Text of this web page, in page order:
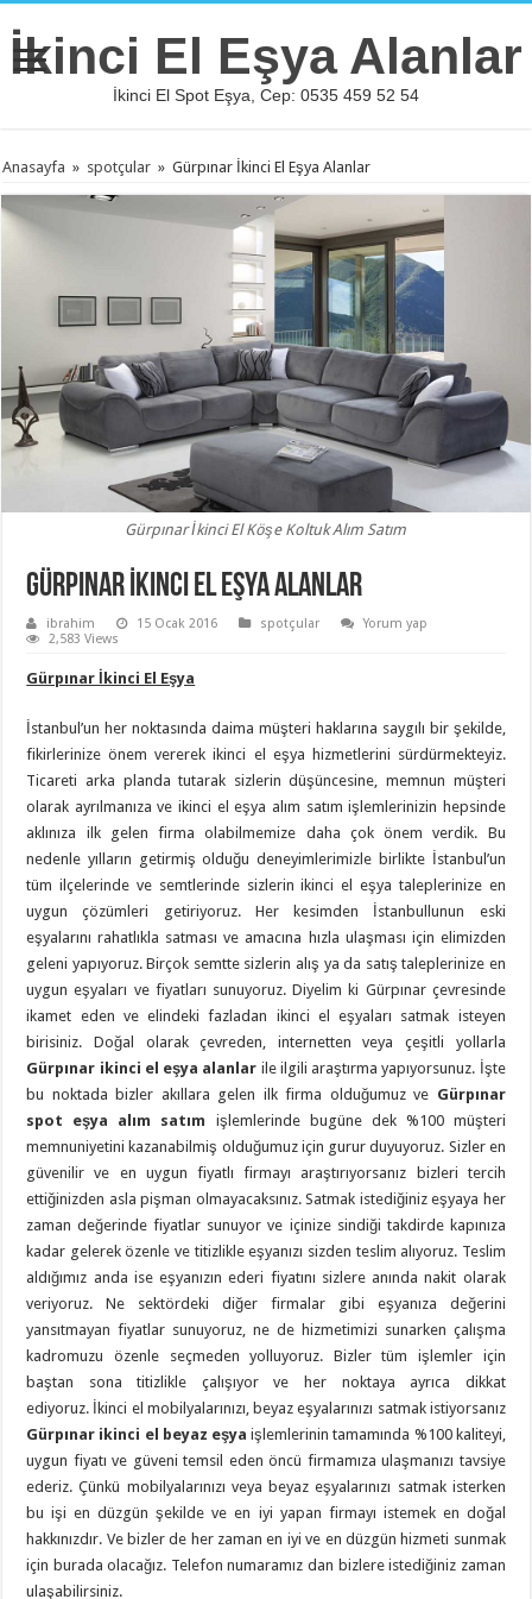
İkinci El Eşya Alanlar
İkinci El Spot Eşya, Cep: 0535 459 52 54
Anasayfa » spotçular » Gürpınar İkinci El Eşya Alanlar
Gürpınar İkinci El Köşe Koltuk Alım Satım
Gürpınar İkinci El Eşya Alanlar
ibrahim 15 Ocak 2016 spotçular
Yorum yap
2,583 Views
Gürpınar İkinci El Eşya
İstanbul’un her noktasında daima müşteri haklarına saygılı bir şekilde,
fikirlerinize önem vererek ikinci el eşya hizmetlerini sürdürmekteyiz.
Ticareti arka planda tutarak sizlerin düşüncesine, memnun müşteri
olarak ayrılmanıza ve ikinci el eşya alım satım işlemlerinizin hepsinde
aklınıza ilk gelen firma olabilmemize daha çok önem verdik. Bu
nedenle yılların getirmiş olduğu deneyimlerimizle birlikte İstanbul’un
tüm ilçelerinde ve semtlerinde sizlerin ikinci el eşya taleplerinize en
uygun çözümleri getiriyoruz. Her kesimden İstanbullunun eski
eşyalarını rahatlıkla satması ve amacına hızla ulaşması için elimizden
geleni yapıyoruz. Birçok semtte sizlerin alış ya da satış taleplerinize en
uygun eşyaları ve fiyatları sunuyoruz. Diyelim ki Gürpınar çevresinde
ikamet eden ve elindeki fazladan ikinci el eşyaları satmak isteyen
birisiniz. Doğal olarak çevreden, internetten veya çeşitli yollarla
Gürpınar ikinci el eşya alanlar ile ilgili araştırma yapıyorsunuz. İşte
bu noktada bizler akıllara gelen ilk firma olduğumuz ve Gürpınar
spot eşya alım satım işlemlerinde bugüne dek %100 müşteri
memnuniyetini kazanabilmiş olduğumuz için gurur duyuyoruz. Sizler en
güvenilir ve en uygun fiyatlı firmayı araştırıyorsanız bizleri tercih
ettiğinizden asla pişman olmayacaksınız. Satmak istediğiniz eşyaya her
zaman değerinde fiyatlar sunuyor ve içinize sindiği takdirde kapınıza
kadar gelerek özenle ve titizlikle eşyanızı sizden teslim alıyoruz. Teslim
aldığımız anda ise eşyanızın ederi fiyatını sizlere anında nakit olarak
veriyoruz. Ne sektördeki diğer firmalar gibi eşyanıza değerini
yansıtmayan fiyatlar sunuyoruz, ne de hizmetimizi sunarken çalışma
kadromuzu özenle seçmeden yolluyoruz. Bizler tüm işlemler için
baştan sona titizlikle çalışıyor ve her noktaya ayrıca dikkat
ediyoruz. İkinci el mobilyalarınızı, beyaz eşyalarınızı satmak istiyorsanız
Gürpınar ikinci el beyaz eşya işlemlerinin tamamında %100 kaliteyi,
uygun fiyatı ve güveni temsil eden öncü firmamıza ulaşmanızı tavsiye
ederiz. Çünkü mobilyalarınızı veya beyaz eşyalarınızı satmak isterken
bu işi en düzgün şekilde ve en iyi yapan firmayı istemek en doğal
hakkınızdır. Ve bizler de her zaman en iyi ve en düzgün hizmeti sunmak
için burada olacağız. Telefon numaramız dan bizlere istediğiniz zaman
ulaşabilirsiniz.